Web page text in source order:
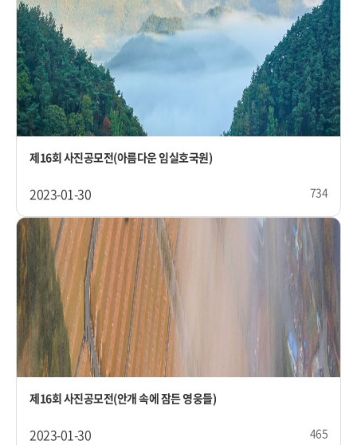
제16회 사진공모전(아름다운 임실호국원)
2023-01-30 734
제16회 사진공모전(안개 속에 잠든 영웅들)
2023-01-30 465